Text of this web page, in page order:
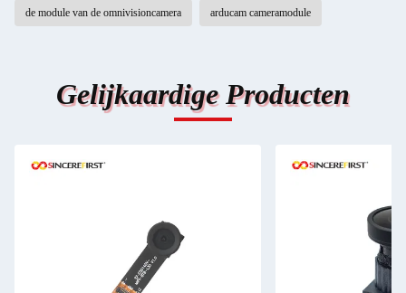
de module van de omnivisioncamera arducam cameramodule
Gelijkaardige Producten